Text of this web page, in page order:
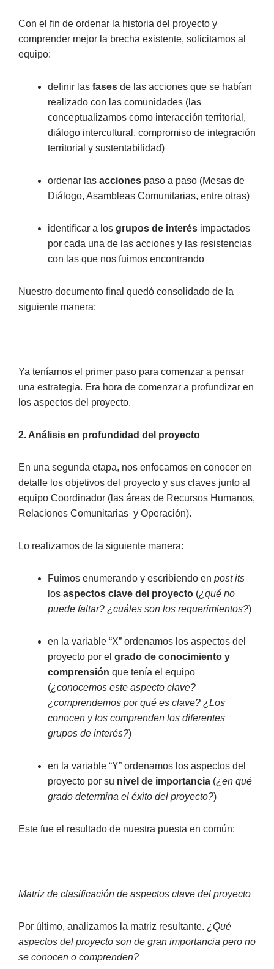
Con el fin de ordenar la historia del proyecto y
comprender mejor la brecha existente, solicitamos al
equipo:
definir las fases de las acciones que se habían
realizado con las comunidades (las
conceptualizamos como interacción territorial,
diálogo intercultural, compromiso de integración
territorial y sustentabilidad)
ordenar las acciones paso a paso (Mesas de
Diálogo, Asambleas Comunitarias, entre otras)
identificar a los grupos de interés impactados
por cada una de las acciones y las resistencias
con las que nos fuimos encontrando
Nuestro documento final quedó consolidado de la
siguiente manera:
Ya teníamos el primer paso para comenzar a pensar
una estrategia. Era hora de comenzar a profundizar en
los aspectos del proyecto.
2. Análisis en profundidad del proyecto
En una segunda etapa, nos enfocamos en conocer en
detalle los objetivos del proyecto y sus claves junto al
equipo Coordinador (las áreas de Recursos Humanos,
Relaciones Comunitarias y Operación).
Lo realizamos de la siguiente manera:
Fuimos enumerando y escribiendo en post its
los aspectos clave del proyecto (¿qué no
puede faltar? ¿cuáles son los requerimientos?)
en la variable “X” ordenamos los aspectos del
proyecto por el grado de conocimiento y
comprensión que tenía el equipo
(¿conocemos este aspecto clave?
¿comprendemos por qué es clave? ¿Los
conocen y los comprenden los diferentes
grupos de interés?)
en la variable “Y” ordenamos los aspectos del
proyecto por su nivel de importancia (¿en qué
grado determina el éxito del proyecto?)
Este fue el resultado de nuestra puesta en común:
Matriz de clasificación de aspectos clave del proyecto
Por último, analizamos la matriz resultante. ¿Qué
aspectos del proyecto son de gran importancia pero no
se conocen o comprenden?